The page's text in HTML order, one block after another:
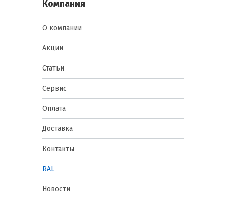
Компания
О компании
Акции
Статьи
Сервис
Оплата
Доставка
Контакты
RAL
Новости